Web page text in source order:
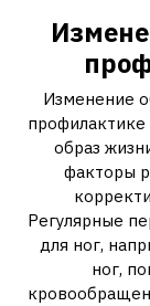
Изменение
образ
факторы
Регулярные
для ног,
ног,